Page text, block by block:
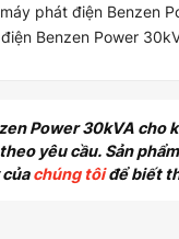
phát điện Benzen
Benzen Power
Power 30kVA cho
yêu cầu. Sản
củachúng tôiđể biết